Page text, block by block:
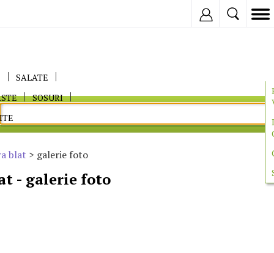
SALATE
SOSURI
blat > galerie foto
- galerie foto